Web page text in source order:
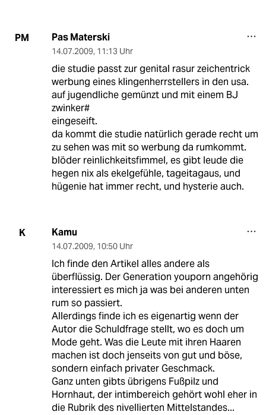
PM Pas Materski
14.07.2009, 11:13 Uhr
die studie passt zur genital rasur zeichentrick
werbung eines klingenherrstellers in den usa.
auf jugendliche gemünzt und mit einem BJ
zwinker#
eingeseift.
da kommt die studie natürlich gerade recht um
zu sehen was mit so werbung da rumkommt.
blöder reinlichkeitsfimmel, es gibt leude die
hegen nix als ekelgefühle, tageitagaus, und
hügenie hat immer recht, und hysterie auch.
K Kamu
14.07.2009, 10:50 Uhr
Ich finde den Artikel alles andere als
überflüssig. Der Generation youporn angehörig
interessiert es mich ja was bei anderen unten
rum so passiert.
Allerdings finde ich es eigenartig wenn der
Autor die Schuldfrage stellt, wo es doch um
Mode geht. Was die Leute mit ihren Haaren
machen ist doch jenseits von gut und böse,
sondern einfach privater Geschmack.
Ganz unten gibts übrigens Fußpilz und
Hornhaut, der intimbereich gehört wohl eher in
die Rubrik des nivellierten Mittelstandes...